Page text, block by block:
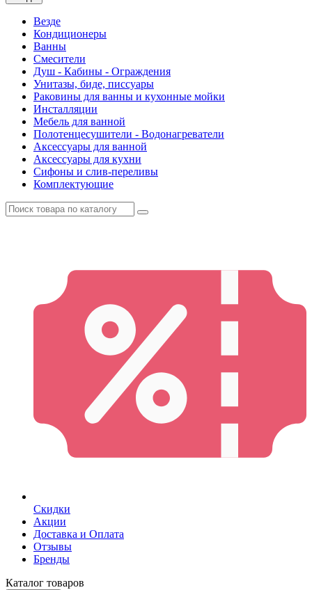
Везде
Кондиционеры
Ванны
Смесители
Душ - Кабины - Ограждения
Унитазы, биде, писсуары
Раковины для ванны и кухонные мойки
Инсталляции
Мебель для ванной
Полотенцесушители - Водонагреватели
Аксессуары для ванной
Аксессуары для кухни
Сифоны и слив-переливы
Комплектующие
Скидки
Акции
Доставка и Оплата
Отзывы
Бренды
Каталог товаров